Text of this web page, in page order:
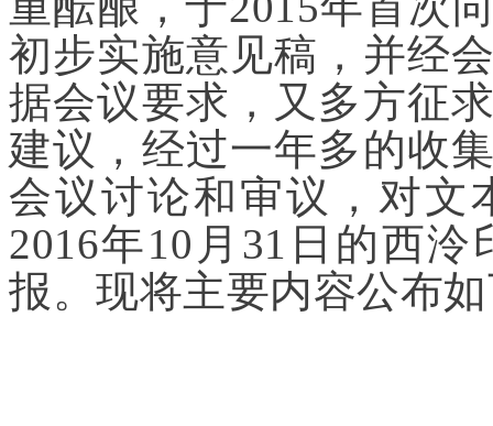
初步实施意见稿，并经
据会议要求，又多方征
建议，经过一年多的收
会议讨论和审议，对文
2016年10月31日的西
报。现将主要内容公布